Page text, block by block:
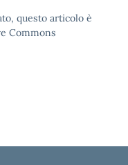
questo articolo è
Commons